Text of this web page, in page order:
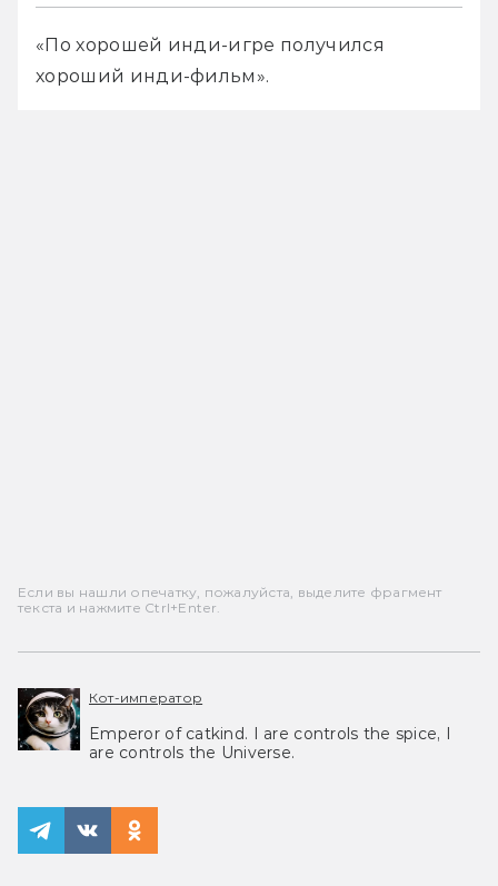
«По хорошей инди-игре получился
хороший инди-фильм».
Если вы нашли опечатку, пожалуйста, выделите фрагмент
текста и нажмите Ctrl+Enter.
Кот-император
Emperor of catkind. I are controls the spice, I
are controls the Universe.